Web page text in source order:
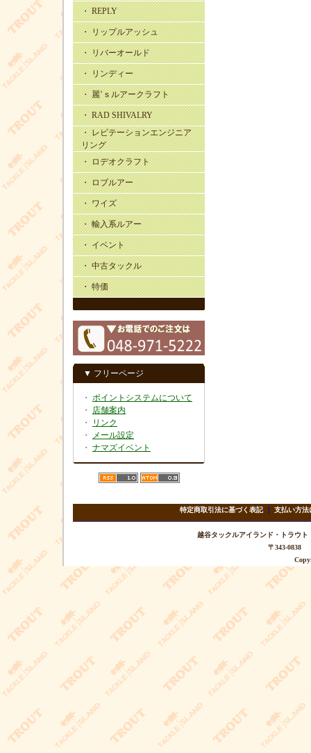
・ REPLY
・ リップルアッシュ
・ リバーオールド
・ リンディー
・ 麗’ｓルアークラフト
・ RAD SHIVALRY
・ レビテーションエンジニア
リング
・ ロデオクラフト
・ ロブルアー
・ ワイズ
・ 輸入系ルアー
・ イベント
・ 中古タックル
・ 特価
▼ フリーページ
・ ポイントシステムについて
・ 店舗案内
・
リンク
・
メール設定
・ ナマズイベント
特定商取引法に基づく表記｜ 支払い方法
越谷タックルアイランド・トラ
〒343-0838